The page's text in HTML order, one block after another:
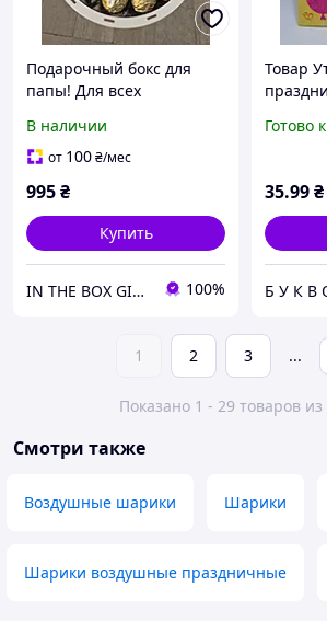
Подарочный бокс для
папы! Для всех
Универсальный подарок
отцу!
В наличии
от 100₴/мес
995₴
Купить
IN THE BOX GIFT Подарункові бокси до будь-яких свят! 100%
Товар
БУКВИД
Готово
35.99₴
Б У К В
1 2 3 ...
Показано 1 - 29 товаров из
Смотри также
Воздушные шарики Шарики
Шарики воздушные праздничные